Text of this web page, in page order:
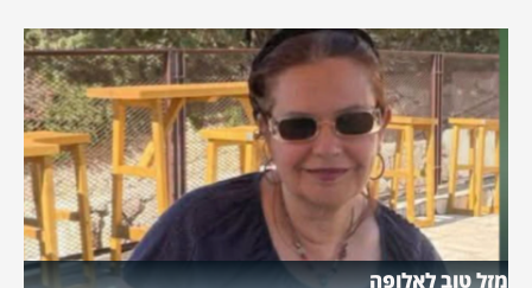
מזל טוב לאלופה